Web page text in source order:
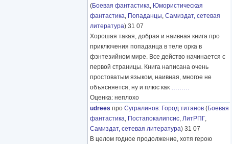
(Боевая фантастика, Юмористическая
фантастика, Попаданцы, Самиздат, сетевая
литература) 31 07
Хорошая такая, добрая и наивная книга про
приключения попаданца в теле орка в
фэнтезийном мире. Все действо начинается с
первой страницы. Книга написана очень
простоватым языком, наивная, многое не
объясняется, ну и плюс как ………
Оценка: неплохо
udrees про Сугралинов: Город титанов (Боевая
фантастика, Постапокалипсис, ЛитРПГ,
Самиздат, сетевая литература) 31 07
В целом годное продолжение, хотя герою